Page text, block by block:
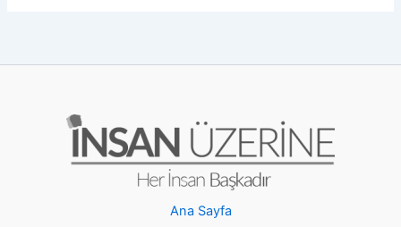
Ana Sayfa